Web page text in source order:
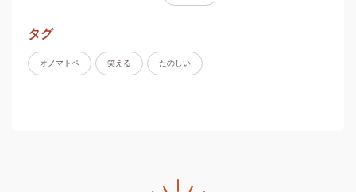
タグ
オノマトペ 笑える たのしい